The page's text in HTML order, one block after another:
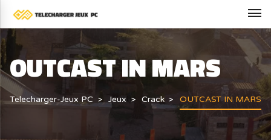
OUTCAST IN MARS
Telecharger-Jeux PC Jeux Crack OUTCAST IN MARS